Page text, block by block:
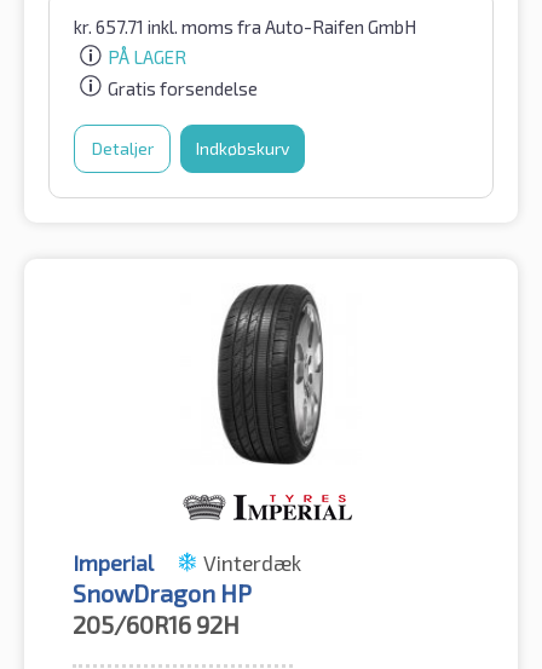
kr. 657.71 inkl. moms fra Auto-Raifen GmbH
PÅ LAGER
Gratis forsendelse
Detaljer Indkøbskurv
Imperial Vinterdæk
SnowDragon HP
205/60R16 92H